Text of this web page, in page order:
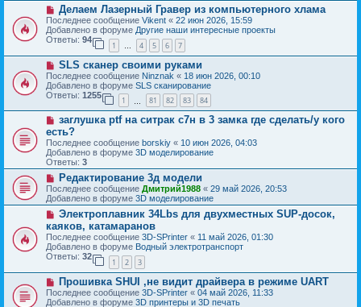
щ
е
н
и
е
с
о
о
б
е
н
и
е
Н
о
в
о
е
с
о
о
б
щ
н
и
е
Делаем Лазерный Гравер из компьютерного хлама
Последнее сообщение Vikent « 22 июн 2026, 15:59
Добавлено в форуме Другие наши интересные проекты
Ответы: 94
1 … 4 5 6 7
Н
о
в
о
е
с
о
о
б
щ
е
н
е
SLS сканер своими руками
Последнее сообщение Ninznak « 18 июн 2026, 00:10
Добавлено в форуме SLS сканирование
Ответы: 1255
1 81 82 83 84
Н
в
о
е
с
о
о
б
щ
е
н
и
е
заглушка ptf на ситрак с7н в 3 замка где сделать/у кого
есть?
Последнее сообщение borskiy « 10 июн 2026, 04:03
Добавлено в форуме 3D моделирование
Ответы: 3
Н
о
в
о
е
с
о
о
б
е
и
е
Редактирование 3д модели
Последнее сообщение Дмитрий1988 « 29 май 2026, 20:53
Добавлено в форуме 3D моделирование
Н
в
о
е
с
о
б
щ
Электроплавник 34Lbs для двухместных SUP-досок,
каяков, катамаранов
Последнее сообщение 3D-SPrinter « 11 май 2026, 01:30
Добавлено в форуме Водный электротранспорт
Ответы: 32
1 2 3
Н
о
в
Прошивка SHUI ,не видит драйвера в режиме UART
Последнее сообщение 3D-SPrinter « 04 май 2026, 11:33
Добавлено в форуме 3D принтеры и 3D печать